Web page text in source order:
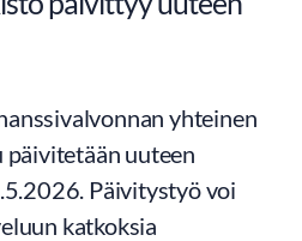
yhteinen
uuteen
Päivitystyö voi
katkoksia